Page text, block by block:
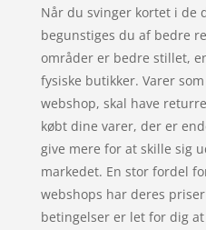
Når du svinger kortet i de
begunstiges du af bedre
områder er bedre stillet,
fysiske butikker. Varer
webshop, skal have
købt dine varer, der er
give mere for at skille sig
markedet. En stor fordel
webshops har deres
betingelser er let for dig